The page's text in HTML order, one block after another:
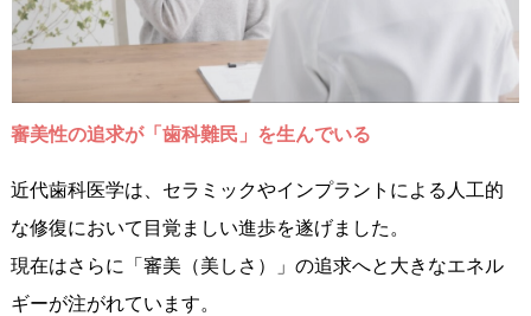
審美性の追求が「歯科難民」を生んでいる
近代歯科医学は、セラミックやインプラントによる人工的
な修復において目覚ましい進歩を遂げました。
現在はさらに「審美（美しさ）」の追求へと大きなエネル
ギーが注がれています。